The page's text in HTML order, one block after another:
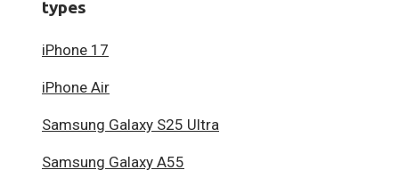
types
iPhone 17
iPhone Air
Samsung Galaxy S25 Ultra
Samsung Galaxy A55